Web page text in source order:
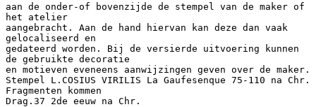
aan de onder-of bovenzijde de stempel van de maker of
het atelier
aangebracht. Aan de hand hiervan kan deze dan vaak
gelocaliseerd en
gedateerd worden. Bij de versierde uitvoering kunnen
de gebruikte decoratie
en motieven eveneens aanwijzingen geven over de maker.
Stempel L.COSIUS VIRILIS La Gaufesenque 75-110 na Chr.
Fragmenten kommen
Drag.37 2de eeuw na Chr.